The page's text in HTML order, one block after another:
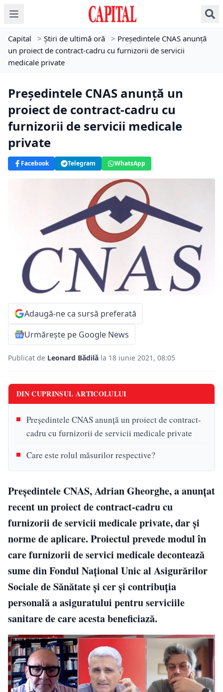
Capital > Știri de ultimă oră > Președintele CNAS anunță
un proiect de contract-cadru cu furnizorii de servicii
medicale private
Președintele CNAS anunță un
proiect de contract-cadru cu
furnizorii de servicii medicale
private
Facebook Telegram WhatsApp
Adaugă-ne ca sursă preferată
Urmărește pe Google News
Publicat de Leonard Bădilă la 18 iunie 2021, 08:05
DIN CUPRINSUL ARTICOLULUI
Președintele CNAS anunță un proiect de contract-
cadru cu furnizorii de servicii medicale private
Care este rolul măsurilor respective?
Președintele CNAS, Adrian Gheorghe, a anunțat
recent un proiect de contract-cadru cu
furnizorii de servicii medicale private, dar şi
norme de aplicare. Proiectul prevede modul în
care furnizorii de servici medicale decontează
sume din Fondul Naţional Unic al Asigurărilor
Sociale de Sănătate şi cer şi contribuţia
personală a asiguratului pentru serviciile
sanitare de care acesta beneficiază.